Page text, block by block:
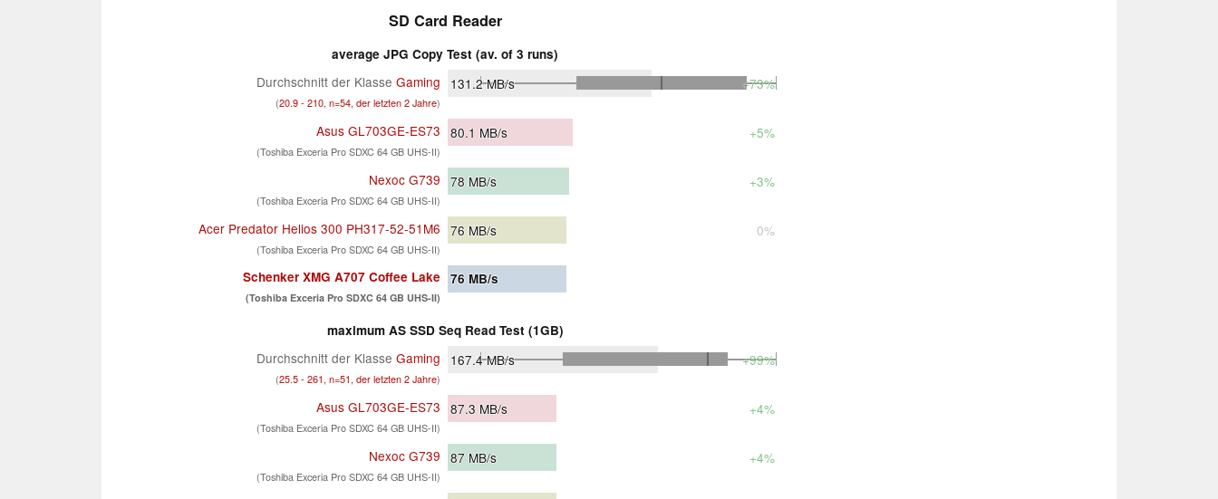
SD Card Reader
average JPG Copy Test (av. of 3 runs)
Durchschnitt der Klasse Gaming
(20.9 - 210, n=54, der letzten 2 Jahre)
131.2MB/s +73%
Asus GL703GE-ES73
(Toshiba Exceria Pro SDXC 64 GB UHS-II)
80.1 MB/s +5%
Nexoc G739
(Toshiba Exceria Pro SDXC 64 GB UHS-II)
78 MB/s +3%
Acer Predator Helios 300 PH317-52-51M6
(Toshiba Exceria Pro SDXC 64 GB UHS-II)
76 MB/s 0%
Schenker XMG A707 Coffee Lake
(Toshiba Exceria Pro SDXC 64 GB UHS-II)
76 MB/s
maximum AS SSD Seq Read Test (1GB)
Durchschnitt der Klasse Gaming
(25.5 - 261, n=51, der letzten 2 Jahre)
167.4MB/s +99%
Asus GL703GE-ES73
(Toshiba Exceria Pro SDXC 64 GB UHS-II)
87.3 MB/s +4%
Nexoc G739
(Toshiba Exceria Pro SDXC 64 GB UHS-II)
87 MB/s +4%